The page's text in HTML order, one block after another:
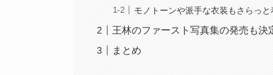
モノトーンや派手な衣装もさらっ
王林のファースト写真集の発売も決
まとめ